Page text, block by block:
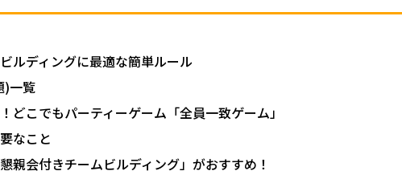
ルディングに最適な簡単ルール
)一覧
どこでもパーティーゲーム「全員一致ゲーム」
なこと
親会付きチームビルディング」がおすすめ！